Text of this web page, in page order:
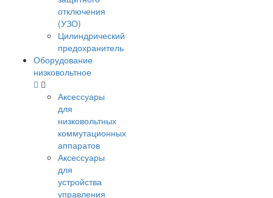
отключения
(УЗО)
Цилиндрический
предохранитель
Оборудование
низковольтное
Аксессуары
для
низковольтных
коммутационных
аппаратов
Аксессуары
для
устройства
управления